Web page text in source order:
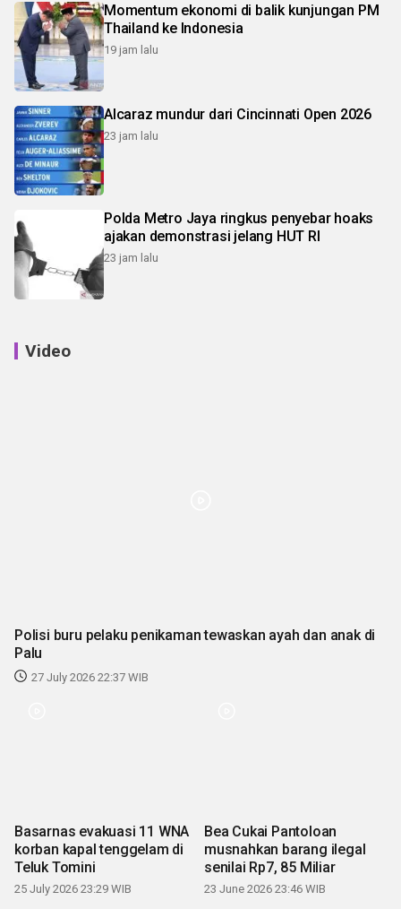
Momentum ekonomi di balik kunjungan PM
Thailand ke Indonesia
19 jam lalu
Alcaraz mundur dari Cincinnati Open 2026
23 jam lalu
Polda Metro Jaya ringkus penyebar hoaks
ajakan demonstrasi jelang HUT RI
23 jam lalu
Video
Polisi buru pelaku penikaman tewaskan ayah dan anak di
Palu
27 July 2026 22:37 WIB
Basarnas evakuasi 11 WNA
korban kapal tenggelam di
Teluk Tomini
25 July 2026 23:29 WIB
Bea Cukai Pantoloan
musnahkan barang ilegal
senilai Rp7, 85 Miliar
23 June 2026 23:46 WIB